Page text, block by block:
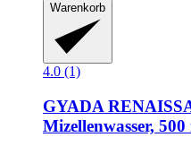
Warenkorb
4.0 (1)
GYADA
Mizellenwasser, 500